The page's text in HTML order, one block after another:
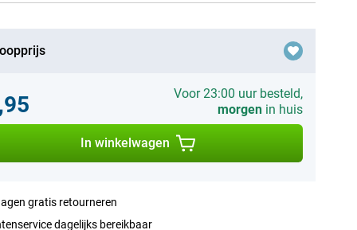
Voor 23:00 uur besteld,
morgenin huis
In winkelwagen
gratis retourneren
dagelijks bereikbaar